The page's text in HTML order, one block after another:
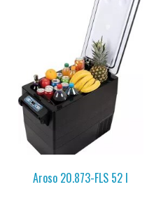
Aroso 20.873-FLS 52 l